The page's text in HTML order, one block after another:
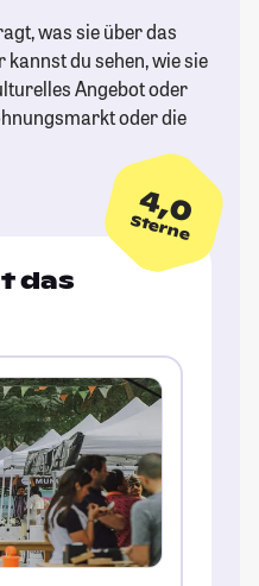
was sie über das
kannst du sehen, wie sie
Angebot oder
oder die
4,0
Sterne
das